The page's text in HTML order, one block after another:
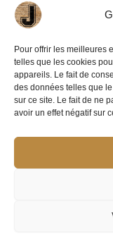
Pour offrir les meilleures
telles que les cookies
appareils. Le fait de
des données telles que
sur ce site. Le fait de ne
avoir un effet négatif sur
Jeux en Bois 33
3/5 rue Copernic
33185 Le Haillan
06 58 86 42 11